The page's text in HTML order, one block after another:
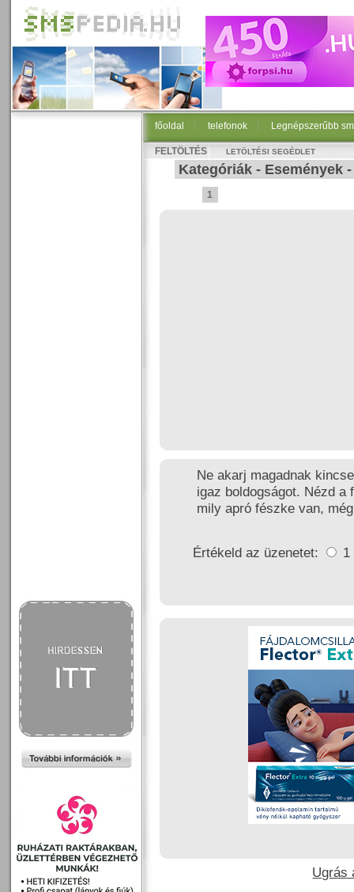
főoldal telefonok Legnépszerűbb
FELTÖLTÉS LETÖLTÉSI SEGÉDLET
Kategóriák - Események
1
Ne akarj magadnak
igaz boldogságot. Nézd a
mily apró fészke van,
Értékeld az üzenetet: 1
Ugrás